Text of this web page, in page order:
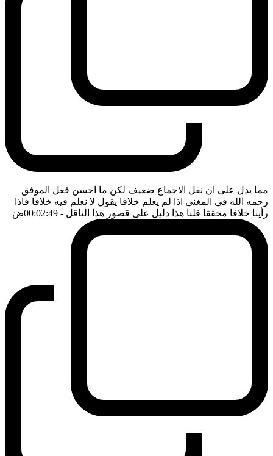
مما يدل على ان نقل الاجماع ضعيف لكن ما احسن فعل الموفق
رحمه الله في المغني اذا لم يعلم خلافا يقول لا نعلم فيه خلافا فاذا
رأينا خلافا محققا قلنا هذا دليل على قصور هذا الناقل - 00:02:49 ضَ